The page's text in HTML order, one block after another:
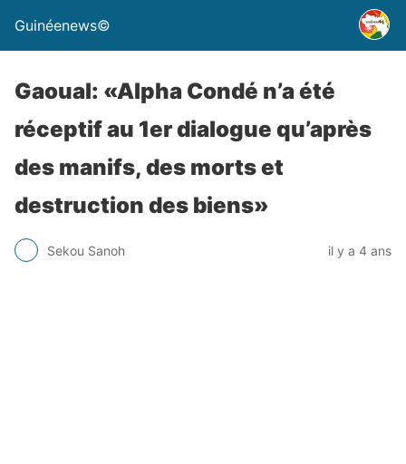
Guinéenews©
Gaoual: «Alpha Condé n’a été
réceptif au 1er dialogue qu’après
des manifs, des morts et
destruction des biens»
Sekou Sanoh il y a 4 ans